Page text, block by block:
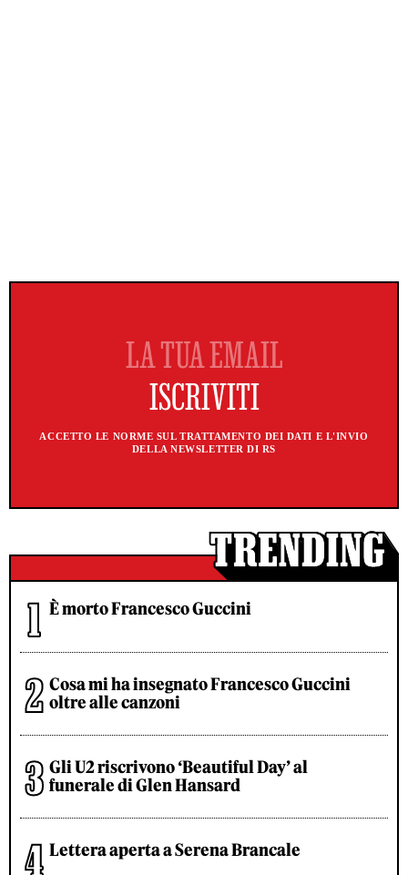
ACCETTO LE NORME SUL TRATTAMENTO DEI DATI E L'INVIO
DELLA NEWSLETTER DI RS
È morto Francesco Guccini
Cosa mi ha insegnato Francesco Guccini
oltre alle canzoni
Gli U2 riscrivono ‘Beautiful Day’ al
funerale di Glen Hansard
Lettera aperta a Serena Brancale